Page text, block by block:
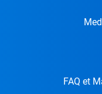
FAQ et